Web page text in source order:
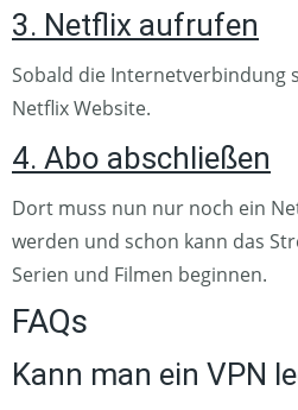
3. Netflix aufrufen
Sobald die Internetverbindung
Netflix Website.
4. Abo abschließen
Dort muss nun nur noch ein
werden und schon kann das
Serien und Filmen beginnen.
FAQs
Kann man ein VPN